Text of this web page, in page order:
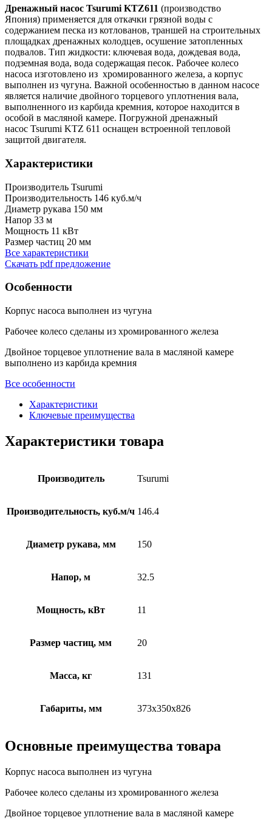
Дренажный насос Tsurumi KTZ611 (производство
Япония) применяется для откачки грязной воды с
содержанием песка из котлованов, траншей на строительных
площадках дренажных колодцев, осушение затопленных
подвалов. Тип жидкости: ключевая вода, дождевая вода,
подземная вода, вода содержащая песок. Рабочее колесо
насоса изготовлено из хромированного железа, а корпус
выполнен из чугуна. Важной особенностью в данном насосе
является наличие двойного торцевого уплотнения вала,
выполненного из карбида кремния, которое находится в
особой в масляной камере. Погружной дренажный
насос Tsurumi KTZ 611 оснащен встроенной тепловой
защитой двигателя.
Характеристики
Производитель Tsurumi
Производительность 146 куб.м/ч
Диаметр рукава 150 мм
Напор 33 м
Мощность 11 кВт
Размер частиц 20 мм
Все характеристики
Скачать pdf предложение
Особенности
Корпус насоса выполнен из чугуна
Рабочее колесо сделаны из хромированного железа
Двойное торцевое уплотнение вала в масляной камере
выполнено из карбида кремния
Все особенности
Характеристики
Ключевые преимущества
Характеристики товара
Производитель Tsurumi
Производительность, куб.м/ч 146.4
Диаметр рукава, мм 150
Напор, м 32.5
Мощность, кВт 11
Размер частиц, мм 20
Масса, кг 131
Габариты, мм 373х350х826
Основные преимущества товара
Корпус насоса выполнен из чугуна
Рабочее колесо сделаны из хромированного железа
Двойное торцевое уплотнение вала в масляной камере